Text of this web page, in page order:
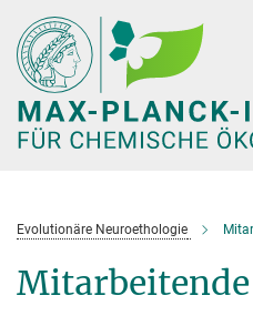
Hauptinhalt
Evolutionäre Neuroethologie